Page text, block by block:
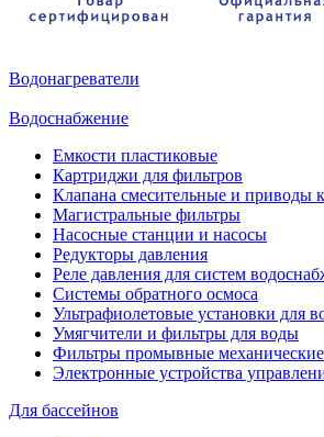
Водонагреватели
Водоснабжение
Емкости пластиковые
Картриджи для фильтров
Клапана смесительные и приводы
Магистральные фильтры
Насосные станции и насосы
Редукторы давления
Реле давления для систем
Системы обратного осмоса
Ультрафиолетовые установки для
Умягчители и фильтры для воды
Фильтры промывные механические
Электронные устройства
Для бассейнов